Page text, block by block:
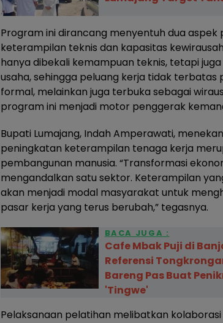
Program ini dirancang menyentuh dua aspek
keterampilan teknis dan kapasitas
hanya dibekali kemampuan teknis, tetapi
usaha, sehingga peluang kerja tidak terbatas
formal, melainkan juga terbuka sebagai
program ini menjadi motor penggerak
Bupati Lumajang, Indah Amperawati,
peningkatan keterampilan tenaga kerja
pembangunan manusia. “Transformasi
mengandalkan satu sektor. Keterampilan
akan menjadi modal masyarakat untuk
pasar kerja yang terus berubah,” tegasnya.
BACA JUGA :
Cafe Mbak Puji di
Referensi
Bareng Pas Buat
'Tingwe'
Pelaksanaan pelatihan melibatkan